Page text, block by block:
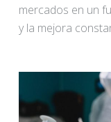
mercados en un
y la mejora